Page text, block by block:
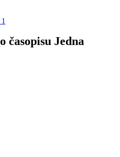
časopisu Jedna